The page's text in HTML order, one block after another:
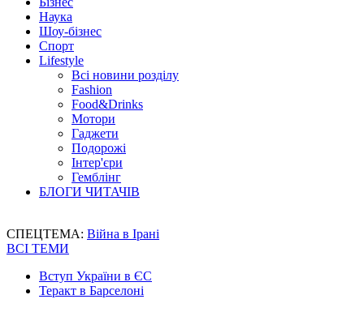
Наука
Шоу-бізнес
Спорт
Lifestyle
Всі новини розділу
Fashion
Food&Drinks
Мотори
Гаджети
Подорожі
Інтер'єри
Гемблінг
БЛОГИ ЧИТАЧІВ
СПЕЦТЕМА: Війна в Ірані
ВСІ ТЕМИ
Вступ України в ЄС
Теракт в Барселоні